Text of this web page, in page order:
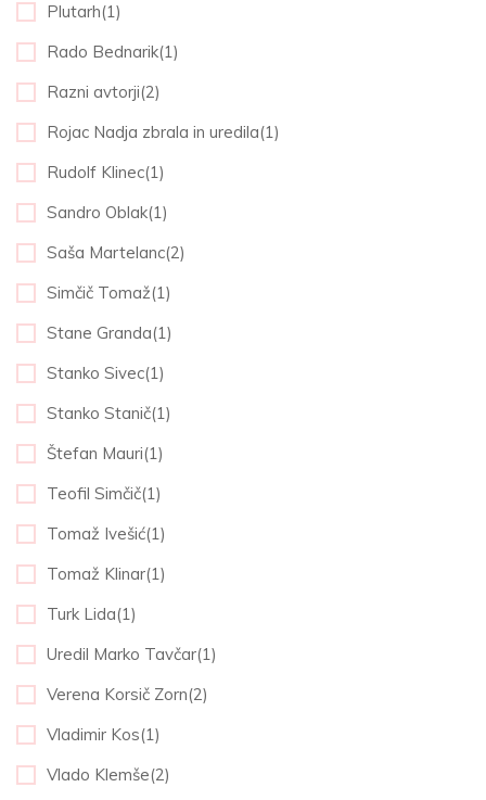
Plutarh(1)
Rado Bednarik(1)
Razni avtorji(2)
Rojac Nadja zbrala in uredila(1)
Rudolf Klinec(1)
Sandro Oblak(1)
Saša Martelanc(2)
Simčič Tomaž(1)
Stane Granda(1)
Stanko Sivec(1)
Stanko Stanič(1)
Štefan Mauri(1)
Teofil Simčič(1)
Tomaž Ivešić(1)
Tomaž Klinar(1)
Turk Lida(1)
Uredil Marko Tavčar(1)
Verena Korsič Zorn(2)
Vladimir Kos(1)
Vlado Klemše(2)